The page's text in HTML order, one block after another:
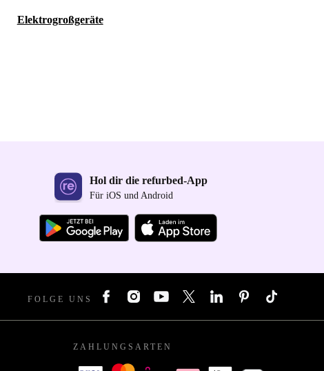
Elektrogroßgeräte
Hol dir die refurbed-App
Für iOS und Android
FOLGE UNS
ZAHLUNGSARTEN